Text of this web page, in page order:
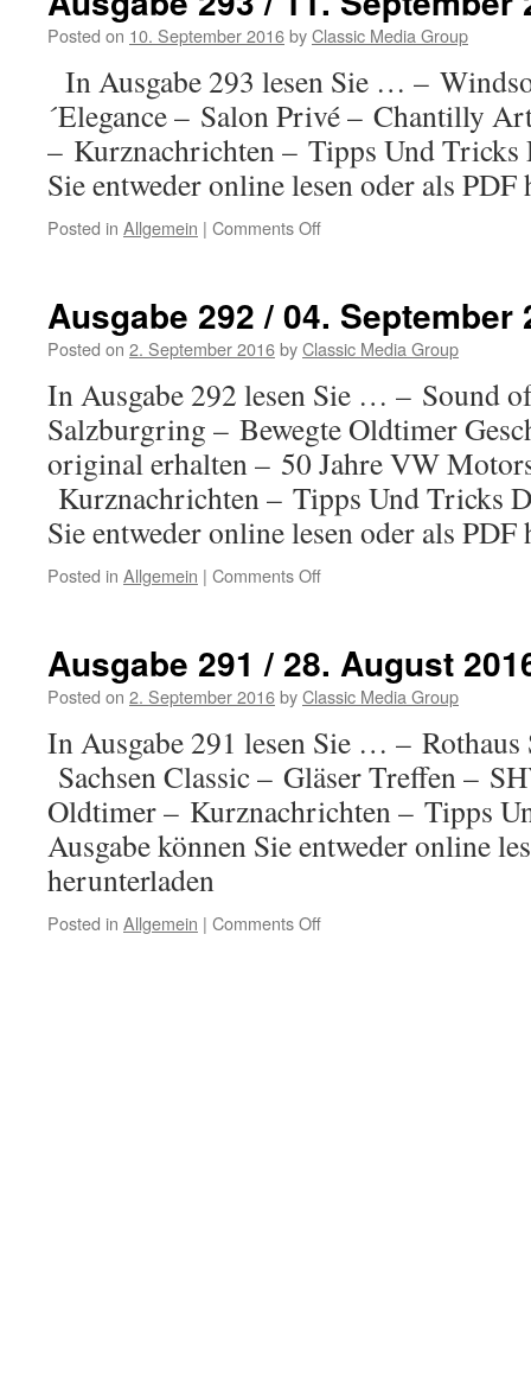
Posted on 10. September 2016byClassic Media Group
In Ausgabe 293 lesen Sie … –
´Elegance – Salon Privé – Chantilly
– Kurznachrichten – Tipps Und Tricks
Sie entweder online lesen oder als PDF
Posted in Allgemein | Comments Off
11.
September
Ausgabe 292 / 04. September
Posted on 2. September 2016byClassic Media Group
In Ausgabe 292 lesen Sie … – Sound
Salzburgring – Bewegte Oldtimer
original erhalten – 50 Jahre VW
Kurznachrichten – Tipps Und Tricks
Sie entweder online lesen oder als PDF
Posted in Allgemein | Comments Off
04.
September
Ausgabe 291 / 28. August
Posted on 2. September 2016byClassic Media Group
In Ausgabe 291 lesen Sie … – Rothaus
Sachsen Classic – Gläser Treffen –
Oldtimer – Kurznachrichten – Tipps
Ausgabe können Sie entweder online
herunterladen
Posted in Allgemein | Comments Off